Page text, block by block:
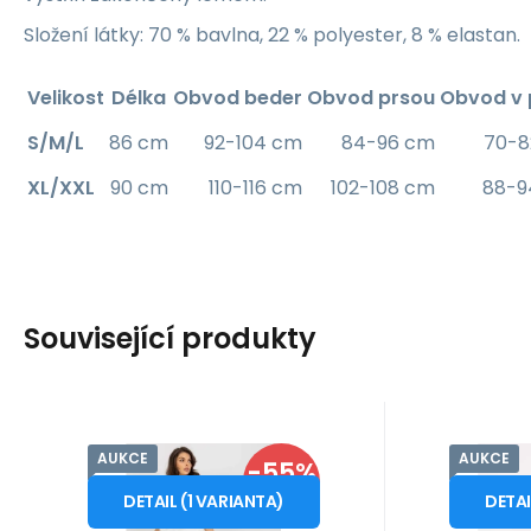
Složení látky: 70 % bavlna, 22 % polyester, 8 % elastan.
Velikost Délka Obvod beder Obvod prsou Obvod v
S/M/L
86 cm 92-104 cm 84-96 cm
70-
XL/XXL
90 cm 110-116 cm 102-108 cm 88-
Související produkty
AUKCE -55%
SLEVA
FPrice
Dámská souprava
8433.66 černo-
Kód:i10_P70842
Kód dod.: 178980
Záruka2 roky
od539Kč1 199 Kč
Skladem - expedice ihned
S/M
DETAIL (1VARIANTA)
Tepláková souprava
AUKCE
FPrice
Kód
od